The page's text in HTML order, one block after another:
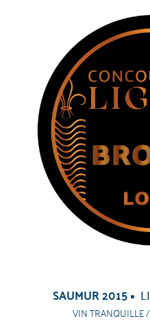
SAUMUR 2015
VIN TRANQUILLE